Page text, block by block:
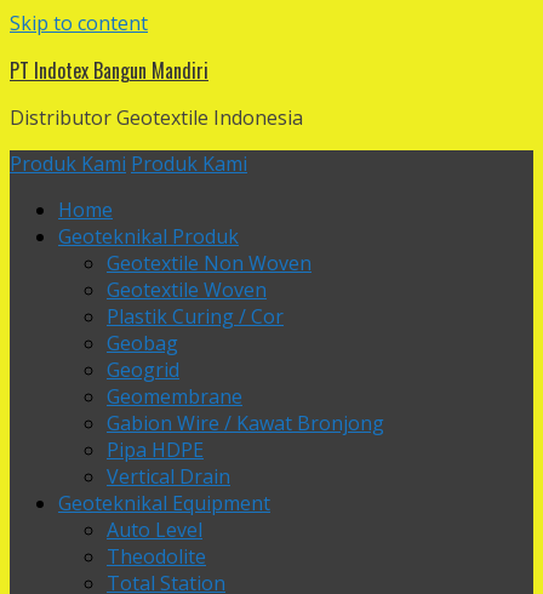
Skip to content
PT Indotex Bangun Mandiri
Distributor Geotextile Indonesia
Produk Kami Produk Kami
Home
Geoteknikal Produk
Geotextile Non Woven
Geotextile Woven
Plastik Curing / Cor
Geobag
Geogrid
Geomembrane
Gabion Wire / Kawat Bronjong
Pipa HDPE
Vertical Drain
Geoteknikal Equipment
Auto Level
Theodolite
Total Station